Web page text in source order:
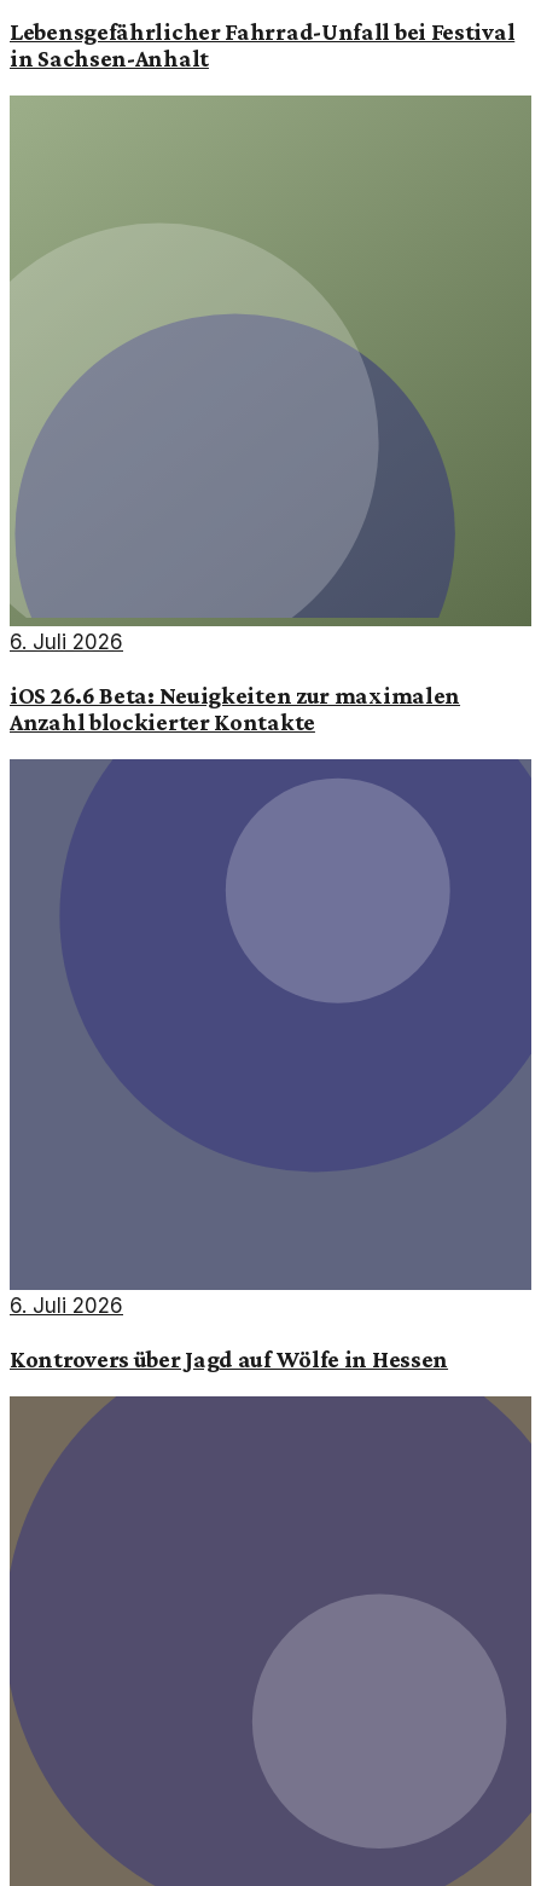
Lebensgefährlicher Fahrrad-Unfall bei Festival
in Sachsen-Anhalt
6. Juli 2026
iOS 26.6 Beta: Neuigkeiten zur maximalen
Anzahl blockierter Kontakte
6. Juli 2026
Kontrovers über Jagd auf Wölfe in Hessen